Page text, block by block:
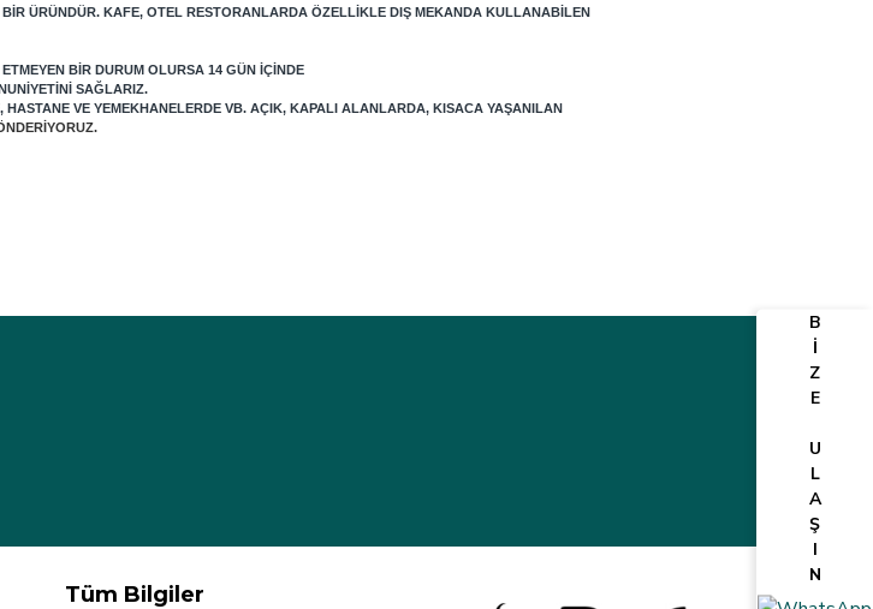
ÜRÜNDÜR. KAFE, OTEL RESTORANLARDA ÖZELLIKLE DIŞ MEKANDA KULLANABILEN
BIR DURUM OLURSA 14 GÜN IÇINDE
SAĞLARIZ.
VE YEMEKHANELERDE VB. AÇIK, KAPALI ALANLARDA, KISACA YAŞANILAN
Tüm Bilgiler
B
İ
Z
E
U
L
A
Ş
I
N